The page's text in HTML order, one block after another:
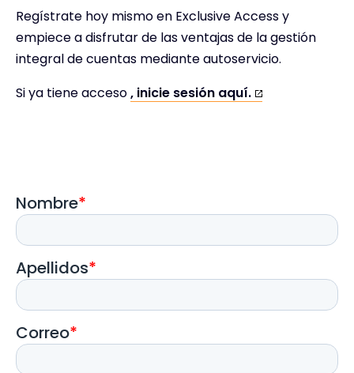
Regístrate hoy mismo en Exclusive Access y
empiece a disfrutar de las ventajas de la gestión
integral de cuentas mediante autoservicio.
Si ya tiene acceso, inicie sesión aquí.